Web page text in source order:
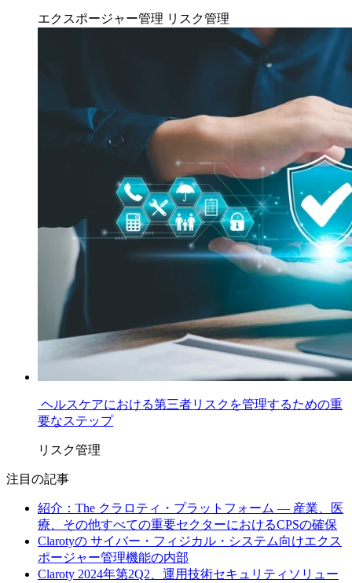
エクスポージャー管理 リスク管理
ヘルスケアにおける第三者リスクを管理するための重
要なステップ
リスク管理
注目の記事
紹介：The クラロティ・プラットフォーム — 産業、医
療、その他すべての重要セクターにおけるCPSの確保
Clarotyの サイバー・フィジカル・システム向けエクス
ポージャー管理機能の内部
Claroty 2024年第2Q2、運用技術セキュリティソリュー